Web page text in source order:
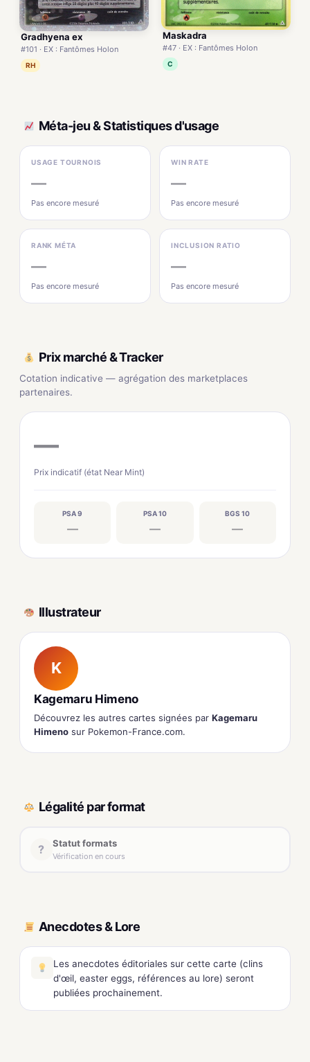
Gradhyena ex
#101 · EX : Fantômes Holon
RH
Maskadra
#47 · EX : Fantômes Holon
C
Méta-jeu & Statistiques d'usage
USAGE TOURNOIS
—
Pas encore mesuré
WIN RATE
—
Pas encore mesuré
RANK MÉTA
—
Pas encore mesuré
INCLUSION RATIO
—
Pas encore mesuré
Prix marché & Tracker
Cotation indicative — agrégation des marketplaces
partenaires.
—
Prix indicatif (état Near Mint)
PSA 9
—
PSA 10
—
BGS 10
—
Illustrateur
K
Kagemaru Himeno
Découvrez les autres cartes signées par Kagemaru
Himeno sur Pokemon-France.com.
Légalité par format
? Statut formats
Vérification en cours
Anecdotes & Lore
Les anecdotes éditoriales sur cette carte (clins
d'œil, easter eggs, références au lore) seront
publiées prochainement.